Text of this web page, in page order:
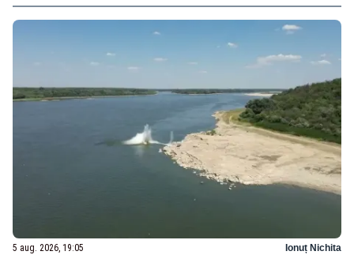
5 aug. 2026, 19:05 Ionuț Nichita